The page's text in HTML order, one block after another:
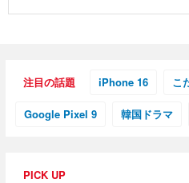
注目の話題 iPhone 16 こ
Google Pixel 9 韓国ドラマ
PICK UP